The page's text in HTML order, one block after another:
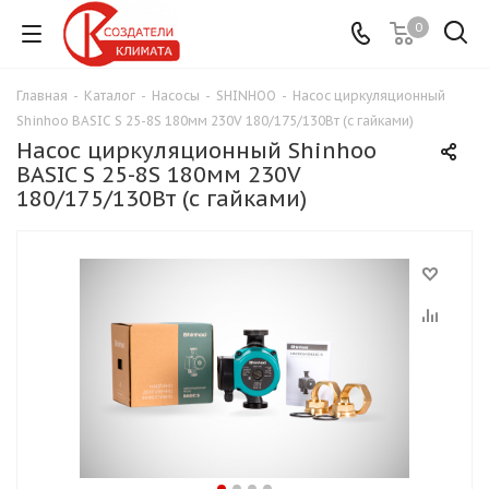
0
Главная - Каталог - Насосы - SHINHOO - Насос циркуляционный
Shinhoo BASIC S 25-8S 180мм 230V 180/175/130Вт (с гайками)
Насос циркуляционный Shinhoo
BASIC S 25-8S 180мм 230V
180/175/130Вт (с гайками)